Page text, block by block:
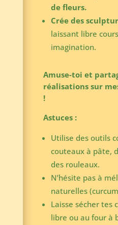
de fleurs.
Crée des
laissant libre
imagination.
Amuse-toi et
réalisations sur
!
Astuces :
Utilise des outils
couteaux à pâte,
des rouleaux.
N’hésite pas à
naturelles
Laisse sécher tes
libre ou au four à